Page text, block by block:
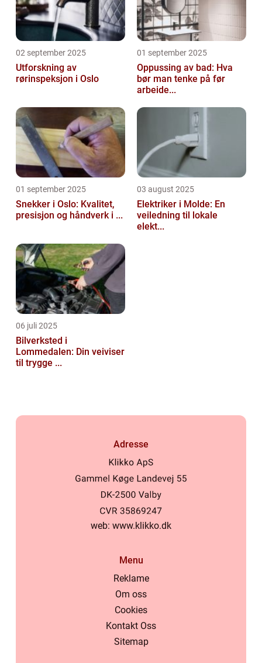
02 september 2025
Utforskning av
rørinspeksjon i Oslo
01 september 2025
Oppussing av bad: Hva
bør man tenke på før
arbeide...
01 september 2025
Snekker i Oslo: Kvalitet,
presisjon og håndverk i ...
03 august 2025
Elektriker i Molde: En
veiledning til lokale
elekt...
06 juli 2025
Bilverksted i
Lommedalen: Din veiviser
til trygge ...
Adresse
web: www.klikko.dk
Menu
Reklame
Om oss
Cookies
Kontakt Oss
Sitemap